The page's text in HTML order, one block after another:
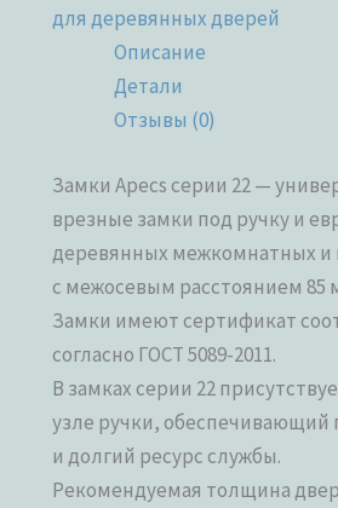
для деревянных дверей
Описание
Детали
Отзывы (0)
Замки Apecs серии 22 —
врезные замки под ручку и
деревянных межкомнатных и
с межосевым расстоянием 85
Замки имеют сертификат
согласно ГОСТ 5089-2011.
В замках серии 22
узле ручки, обеспечивающий
и долгий ресурс службы.
Рекомендуемая толщина